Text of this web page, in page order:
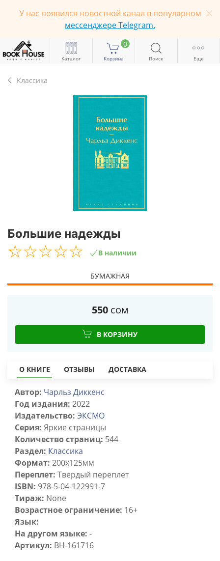
У нас появился новостной канал в популярном
мессенджере Telegram.
Каталог
0
Корзина Поиск Еще
Классика
Большие надежды
☆☆☆☆☆
★★★★★ В наличии
БУМАЖНАЯ
550 сом
В КОРЗИНУ
О КНИГЕ ОТЗЫВЫ ДОСТАВКА
Автор: Чарльз Диккенс
Год издания: 2022
Издательство: ЭКСМО
Серия: Яркие страницы
Количество страниц: 544
Раздел: Классика
Формат: 200х125мм
Переплет: Твердый переплет
ISBN: 978-5-04-122991-7
Тираж: None
Возрастное ограничение: 16+
Язык:
На другом языке: -
Артикул: BH-161716